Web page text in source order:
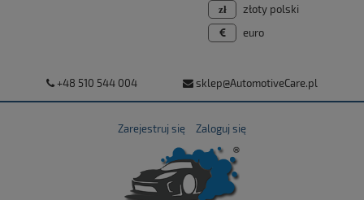
+48 510 544 004 sklep@AutomotiveCare.pl
Zarejestruj się Zaloguj się
złoty polski
euro